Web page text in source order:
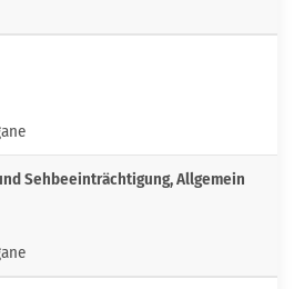
Sehbeeinträchtigung, Allgemein